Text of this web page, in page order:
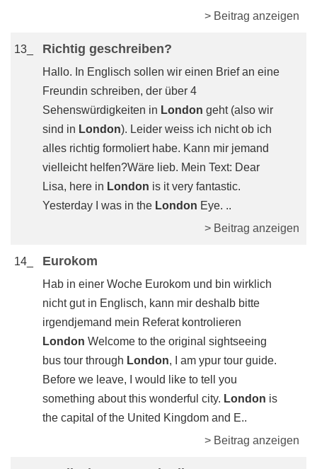
> Beitrag anzeigen
13_ Richtig geschreiben?
Hallo. In Englisch sollen wir einen Brief an eine
Freundin schreiben, der über 4
Sehenswürdigkeiten in London geht (also wir
sind in London). Leider weiss ich nicht ob ich
alles richtig formoliert habe. Kann mir jemand
vielleicht helfen?Wäre lieb. Mein Text: Dear
Lisa, here in London is it very fantastic.
Yesterday I was in the London Eye. ..
> Beitrag anzeigen
14_ Eurokom
Hab in einer Woche Eurokom und bin wirklich
nicht gut in Englisch, kann mir deshalb bitte
irgendjemand mein Referat kontrolieren
London Welcome to the original sightseeing
bus tour through London, I am ypur tour guide.
Before we leave, I would like to tell you
something about this wonderful city. London is
the capital of the United Kingdom and E..
> Beitrag anzeigen